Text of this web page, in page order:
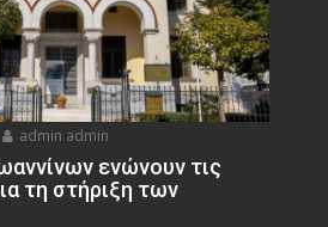
admin admin
ενώνουν τις
τη στήριξη των